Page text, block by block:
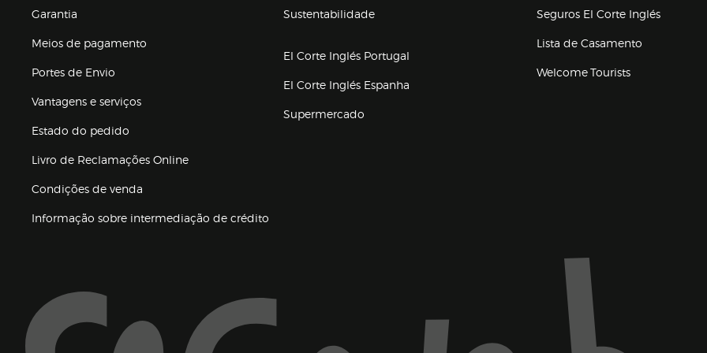
Garantia
Meios de pagamento
Portes de Envio
Vantagens e serviços
Estado do pedido
Livro de Reclamações Online
Condições de venda
Informação sobre intermediação de crédito
Sustentabilidade
El Corte Inglés Portugal
El Corte Inglés Espanha
Supermercado
Seguros El Corte Inglés(abre en
Lista de Casamento
Welcome Tourists
Marca El Corte Inglés